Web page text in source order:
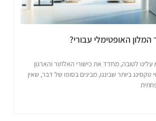
האופטימלי עבורי?
לטובה, מחדד את כישורי האלתור והארגון
טקסינג ביותר שביננו, מבינים בסופו של דבר, שאין